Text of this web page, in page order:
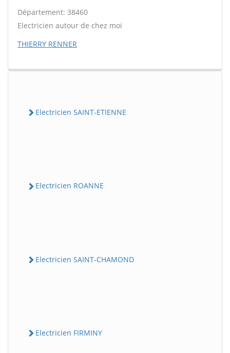
Département: 38460
Electricien autour de chez moi
THIERRY RENNER
Electricien SAINT-ETIENNE
Electricien ROANNE
Electricien SAINT-CHAMOND
Electricien FIRMINY